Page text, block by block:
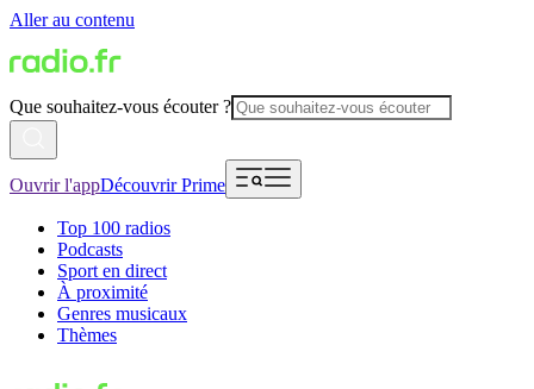
Aller au contenu
Que souhaitez-vous écouter ?
Ouvrir l'appDécouvrir Prime
Top 100 radios
Podcasts
Sport en direct
À proximité
Genres musicaux
Thèmes